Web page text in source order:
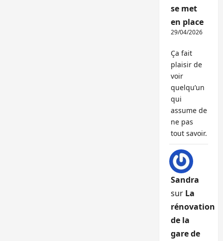
se met
en place
29/04/2026
Ça fait
plaisir de
voir
quelqu’un
qui
assume de
ne pas
tout savoir.
Sandra
sur La
rénovation
de la
gare de